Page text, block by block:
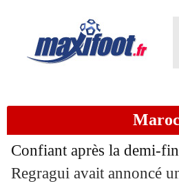
Confiant après la demi-
Regragui avait annoncé
: Hakimi
31/01 Coupe d'Asie: le
: Jota a
31/01 Lens: